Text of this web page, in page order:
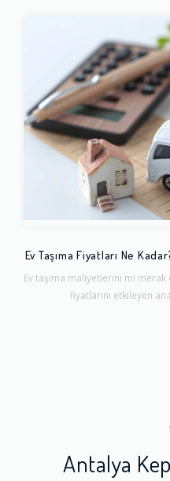
Ev Taşıma Fiyatları Ne
Ev taşıma maliyetlerini mi merak
fiyatlarını etkileyen
Antalya